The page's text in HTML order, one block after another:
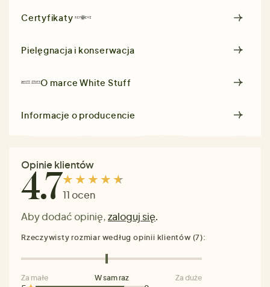
Certyfikaty
Pielęgnacja i konserwacja
O marceWhite Stuff
Informacje o producencie
Opinie klientów
4.711 ocen
Aby dodać opinię,zaloguj się.
Rzeczywisty rozmiar według opinii klientów (7):
Za małe W sam raz Za duże